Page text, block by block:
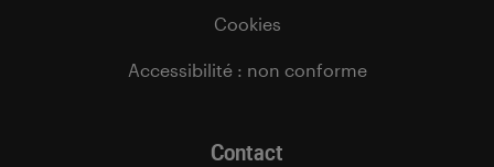
Cookies
Accessibilité : non conforme
Contact